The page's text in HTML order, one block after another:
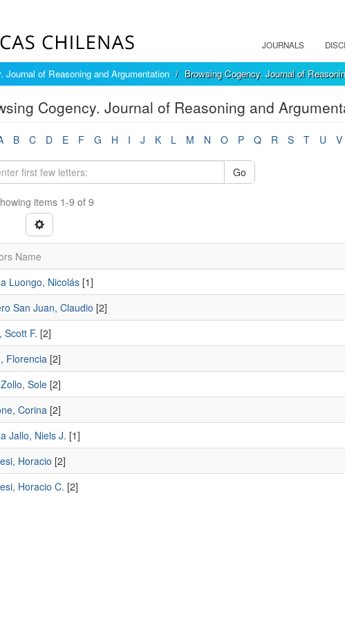
JOURNALS
Journal of Reasoning and Argumentation Browsing Cogency. Journal of
Cogency. Journal of Reasoning and
B C D E F G H I J K L M N O P Q R S T U V
Go
items 1-9 of 9
Name
Luongo, Nicolás[1]
San Juan, Claudio [2]
Scott F. [2]
Florencia[2]
Sole[2]
Corina[2]
Jallo, Niels J. [1]
Horacio [2]
Horacio C. [2]